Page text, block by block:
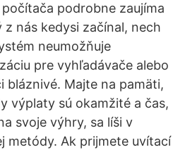
podrobne zaujíma
nás kedysi začínal, nech
neumožňuje
pre vyhľadávače alebo
bláznivé. Majte na pamäti,
výplaty sú okamžité a čas,
svoje výhry, sa líši v
metódy. Ak prijmete uvítací